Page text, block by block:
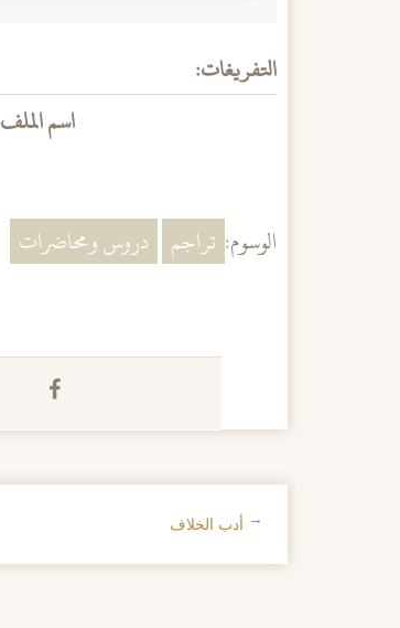
التفريغات:
اسم الملف
الوسوم: تراجم دروس ومحاضرات
← أدب الخلاف